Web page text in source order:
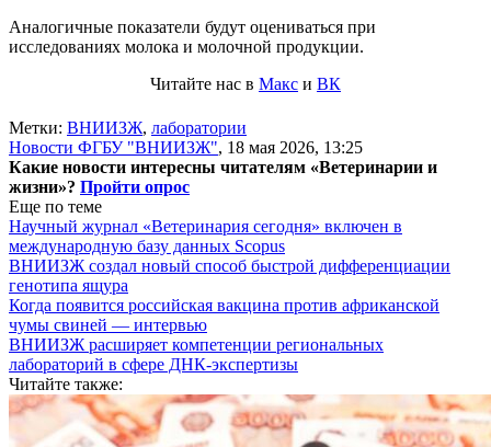
Аналогичные показатели будут оцениваться при
исследованиях молока и молочной продукции.
Читайте нас в Макс и ВК
Метки: ВНИИЗЖ, лаборатории
Новости ФГБУ "ВНИИЗЖ", 18 мая 2026, 13:25
Какие новости интересны читателям «Ветеринарии и
жизни»? Пройти опрос
Еще по теме
Научный журнал «Ветеринария сегодня» включен в
международную базу данных Scopus
ВНИИЗЖ создал новый способ быстрой дифференциации
генотипа ящура
Когда появится российская вакцина против африканской
чумы свиней — интервью
ВНИИЗЖ расширяет компетенции региональных
лабораторий в сфере ДНК-экспертизы
Читайте также: